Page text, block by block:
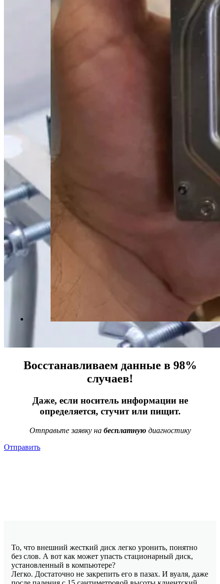
Восстанавливаем данные в 98%
случаев!
Даже, если носитель информации не
определяется, стучит или пищит.
Отправьте заявку на бесплатную диагностику
Отправить
То, что внешний жесткий диск легко уронить, понятно
без слов. А вот как может упасть стационарный диск,
установленный в компьютере?
Легко. Достаточно не закрепить его в пазах. И вуаля, даже